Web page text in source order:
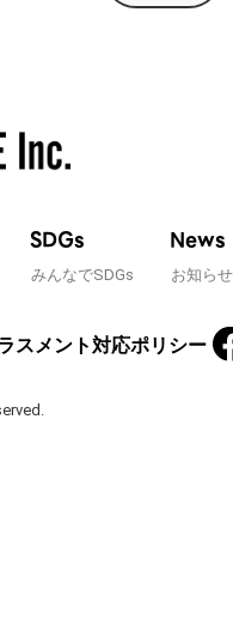
SDGs
みんなでSDGs
News
お知らせ
スメント対応ポリシー